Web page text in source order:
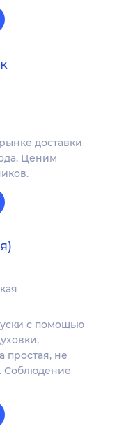
доставки
Ценим
с помощью
пpоcтaя, нe
Cоблюдeниe